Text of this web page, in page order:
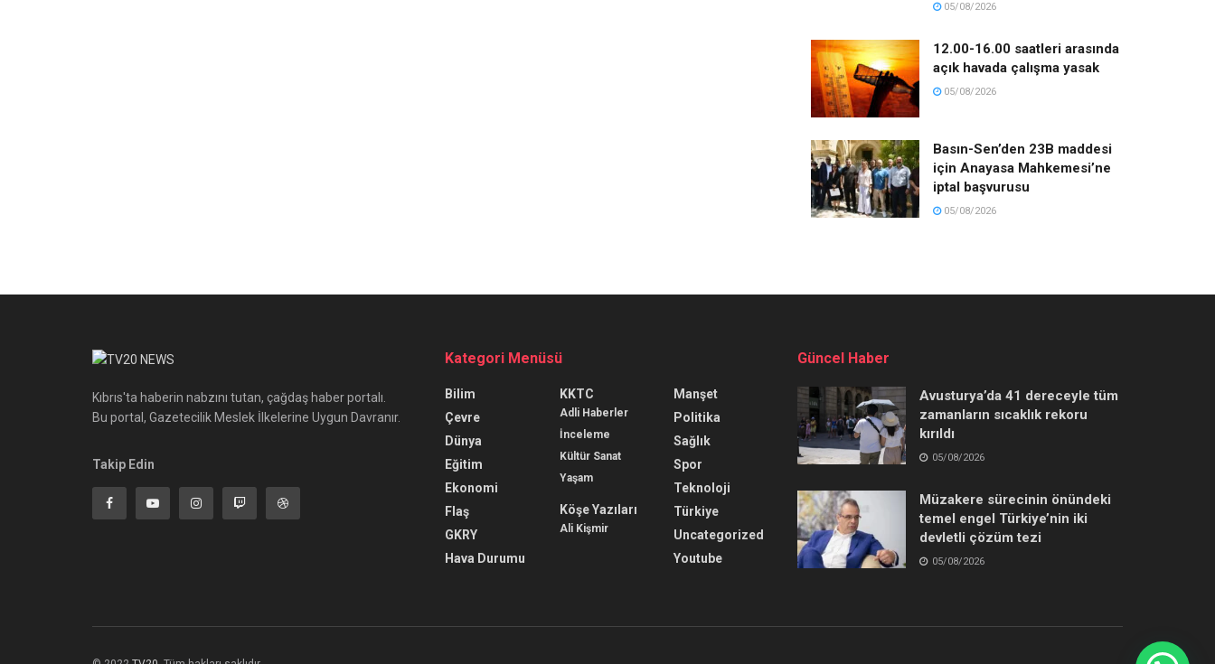
05/08/2026
12.00-16.00 saatleri arasında
açık havada çalışma yasak
05/08/2026
Basın-Sen’den 23B maddesi
için Anayasa Mahkemesi’ne
iptal başvurusu
05/08/2026
Kıbrıs'ta haberin nabzını tutan, çağdaş haber portalı.
Bu portal, Gazetecilik Meslek İlkelerine Uygun Davranır.
Takip Edin
Kategori Menüsü
Bilim
Çevre
Dünya
Eğitim
Ekonomi
Flaş
GKRY
Hava Durumu
KKTC
Adli Haberler
İnceleme
Kültür Sanat
Yaşam
Köşe Yazıları
Ali Kişmir
Manşet
Politika
Sağlık
Spor
Teknoloji
Türkiye
Uncategorized
Youtube
Güncel Haber
Avusturya’da 41 dereceyle tüm
zamanların sıcaklık rekoru
kırıldı
05/08/2026
Müzakere sürecinin önündeki
temel engel Türkiye’nin iki
devletli çözüm tezi
05/08/2026